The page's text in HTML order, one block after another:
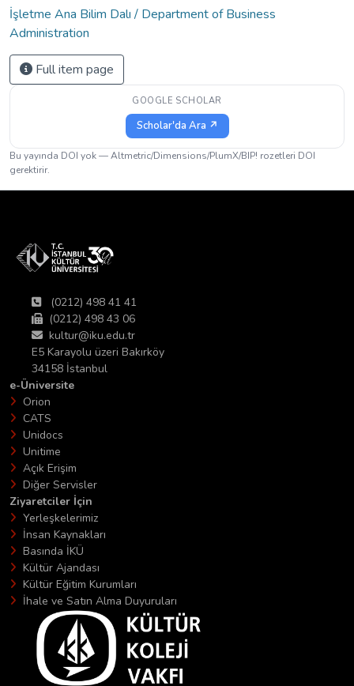
İşletme Ana Bilim Dalı / Department of Business
Administration
Full item page
GOOGLE SCHOLAR
Scholar'da Ara ↗
Bu yayında DOI yok — Altmetric/Dimensions/PlumX/BIP! rozetleri DOI
gerektirir.
(0212) 498 41 41
(0212) 498 43 06
kultur@iku.edu.tr
E5 Karayolu üzeri Bakırköy
34158 İstanbul
e-Üniversite
Orion
CATS
Unidocs
Unitime
Açık Erişim
Diğer Servisler
Ziyaretciler İçin
Yerleşkelerimiz
İnsan Kaynakları
Basında İKÜ
Kültür Ajandası
Kültür Eğitim Kurumları
İhale ve Satın Alma Duyuruları